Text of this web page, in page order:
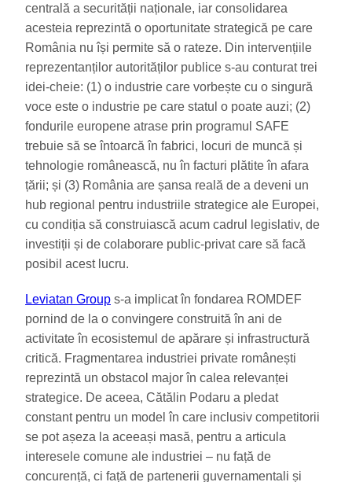
centrală a securității naționale, iar consolidarea
acesteia reprezintă o oportunitate strategică pe care
România nu își permite să o rateze. Din intervențiile
reprezentanților autorităților publice s-au conturat trei
idei-cheie: (1) o industrie care vorbește cu o singură
voce este o industrie pe care statul o poate auzi; (2)
fondurile europene atrase prin programul SAFE
trebuie să se întoarcă în fabrici, locuri de muncă și
tehnologie românească, nu în facturi plătite în afara
țării; și (3) România are șansa reală de a deveni un
hub regional pentru industriile strategice ale Europei,
cu condiția să construiască acum cadrul legislativ, de
investiții și de colaborare public-privat care să facă
posibil acest lucru.
Leviatan Group s-a implicat în fondarea ROMDEF
pornind de la o convingere construită în ani de
activitate în ecosistemul de apărare și infrastructură
critică. Fragmentarea industriei private românești
reprezintă un obstacol major în calea relevanței
strategice. De aceea, Cătălin Podaru a pledat
constant pentru un model în care inclusiv competitorii
se pot așeza la aceeași masă, pentru a articula
interesele comune ale industriei – nu față de
concurență, ci față de partenerii guvernamentali și